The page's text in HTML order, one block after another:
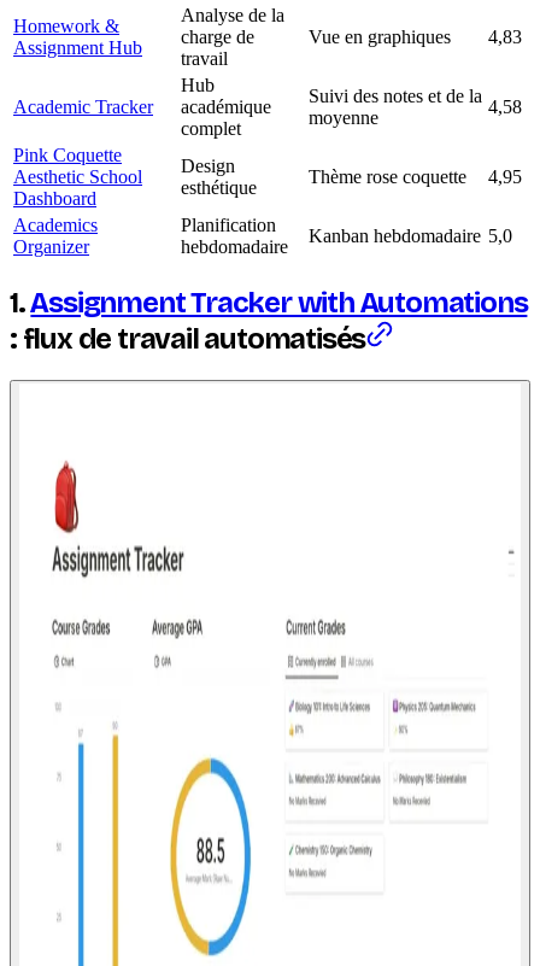
Homework &
Assignment Hub
Analyse de la
charge de
travail
Vue en graphiques 4,83
Academic Tracker
Hub
académique
complet
Suivi des notes et de la
moyenne
4,58
Pink Coquette
Aesthetic School
Dashboard
Design
esthétique
Thème rose coquette 4,95
Academics
Organizer
Planification
hebdomadaire
Kanban hebdomadaire 5,0
1.Assignment Tracker with Automations
: flux de travail automatisés